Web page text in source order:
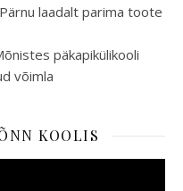
laadalt parima toote
päkapikülikooli
võimla
KOOLIS